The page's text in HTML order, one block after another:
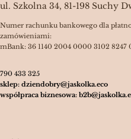
ul. Szkolna 34, 81-198 Suchy
Numer rachunku bankowego dla
zamówieniami:
mBank: 36 1140 2004 0000 3102 8247
790 433 325
sklep: dziendobry@jaskolka.eco
współpraca biznesowa: